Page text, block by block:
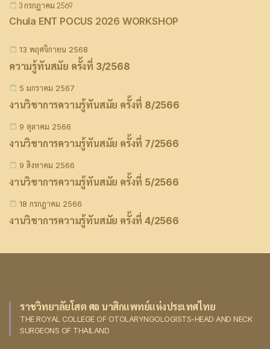
3 กรกฎาคม 2569
Chula ENT POCUS 2026 WORKSHOP
13 พฤศจิกายน 2568
ความรู้ทันสมัย ครั้งที่ 3/2568
5 มกราคม 2567
งานวิชาการความรู้ทันสมัย ครั้งที่ 8/2566
9 ตุลาคม 2566
งานวิชาการความรู้ทันสมัย ครั้งที่ 7/2566
9 สิงหาคม 2566
งานวิชาการความรู้ทันสมัย ครั้งที่ 5/2566
18 กรกฎาคม 2566
งานวิชาการความรู้ทันสมัย ครั้งที่ 4/2566
ราชวิทยาลัยโสต ศอ นาสิกแพทย์แห่งประเทศไทย
THE ROYAL COLLEGE OF OTOLARYNGOLOGISTS-HEAD AND NECK
SURGEONS OF THAILAND